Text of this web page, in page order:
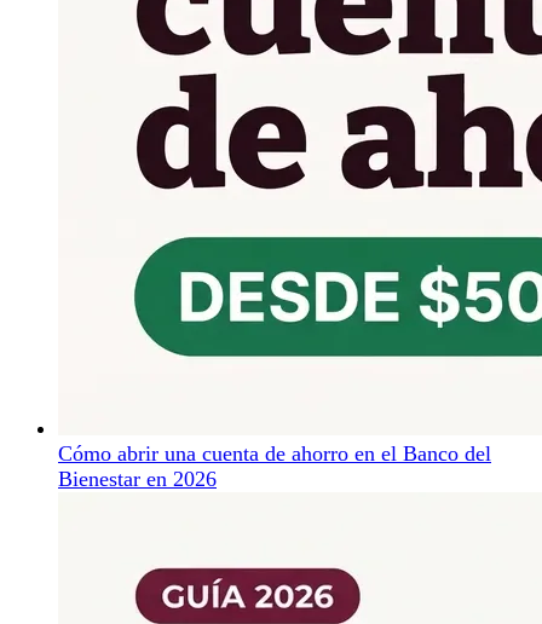
Cómo abrir una cuenta de ahorro en el Banco del
Bienestar en 2026